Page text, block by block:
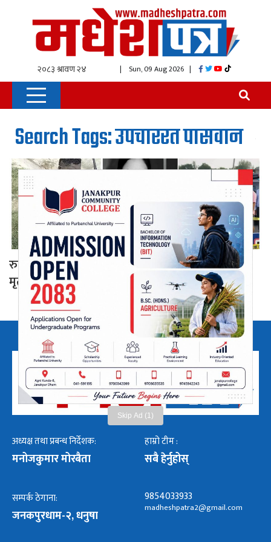
Skip Ad (1)
| Sun, 09 Aug 2026 |
Search Tags: उपचाररत पासवान
रुबी साह ह’ त्या आरोपित पासवानको उपचारकै क्रममा
मृत्यु
अध्यक्ष तथा प्रबन्ध निर्देशक:
मनोजकुमार मोरबैता
हाम्रो टीम :
सबै हेर्नुहोस्
सम्पर्क ठेगाना:
जनकपुरधाम-२, धनुषा
9854033933
madheshpatra2@gmail.com